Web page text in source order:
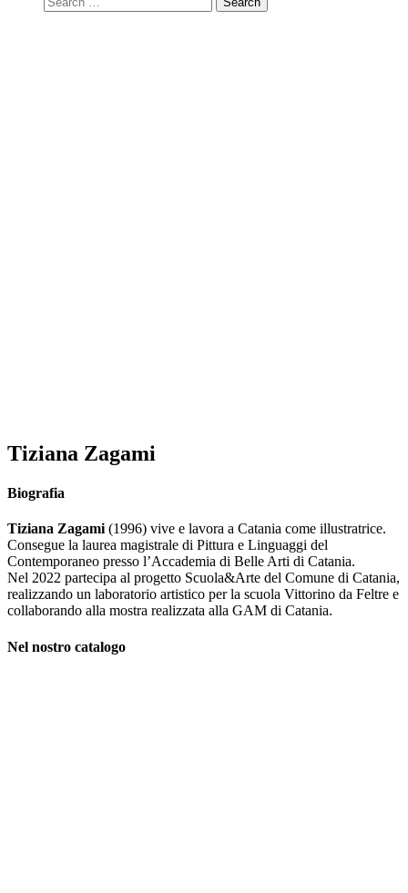
Tiziana Zagami
Biografia
Tiziana Zagami(1996) vive e lavora a Catania come illustratrice.
Consegue la laurea magistrale di Pittura e Linguaggi del
Contemporaneo presso l’Accademia di Belle Arti di Catania.
Nel 2022 partecipa al progetto Scuola&Arte del Comune di Catania,
realizzando un laboratorio artistico per la scuola Vittorino da Feltre e
collaborando alla mostra realizzata alla GAM di Catania.
Nel nostro catalogo